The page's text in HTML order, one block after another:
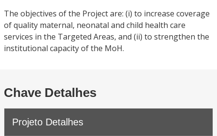
The objectives of the Project are: (i) to increase coverage
of quality maternal, neonatal and child health care
services in the Targeted Areas, and (ii) to strengthen the
institutional capacity of the MoH.
Chave Detalhes
Projeto Detalhes